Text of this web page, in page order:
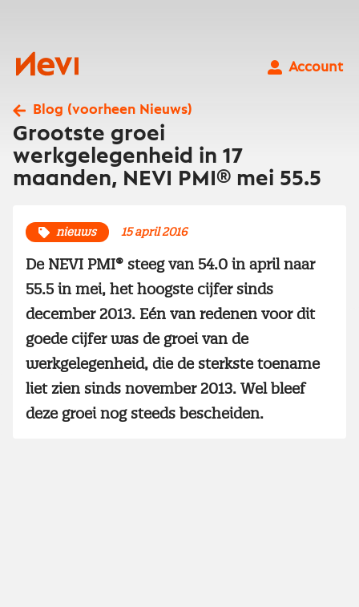
Nevi
Account
Blog (voorheen Nieuws)
Grootste groei
werkgelegenheid in 17
maanden, NEVI PMI® mei 55.5
nieuws 15 april 2016
De NEVI PMI® steeg van 54.0 in april naar
55.5 in mei, het hoogste cijfer sinds
december 2013. Eén van redenen voor dit
goede cijfer was de groei van de
werkgelegenheid, die de sterkste toename
liet zien sinds november 2013. Wel bleef
deze groei nog steeds bescheiden.